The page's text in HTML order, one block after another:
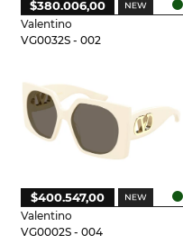
Valentino
VG0032S - 002
$380.006,00
Valentino
VG0002S - 004
$400.547,00